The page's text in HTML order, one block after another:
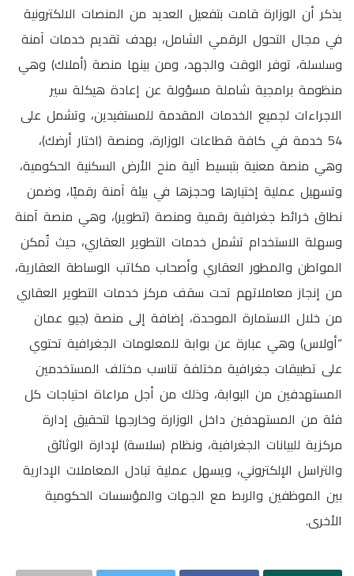
يذكر أن الوزارة قامت بتفعيل العديد من المنصات الالكترونية
في مجال التحول الرقمي الشامل، بهدف تقديم خدمات آمنة
وسلسلة، توفر الوقت والجهد، ومن بينها منصة (أملاك) وهي
منظومة برامجية شاملة مسؤولة عن إعادة هيكلة سير
الاجراءات لجميع الخدمات المقدمة للمستفيدين، وتشمل على
54 خدمة في كافة قطاعات الوزارة، ومنصة (اختار أرضك)،
وهي منصة معنية بتبسيط آلية منح الأرض السكنية الحكومية،
وتسهيل عملية إختيارها وحجزها في بيئة آمنة رقميًا، وضمن
نطاق خرائط جغرافية رقمية ومنصة (تطوير)، وهي منصة آمنة
وسهلة الاستخدام تشمل خدمات التطوير العقاري، حيث تُمكن
المواطن والمطور العقاري وأصحاب مكاتب الوساطة العقارية،
من إنجاز معاملاتهم تحت سقف مركز خدمات التطوير العقاري
من خلال الاستمارة الموحدة، إضافة إلى منصة (جيو عمان
“أولاس) وهي عبارة عن بوابة للمعلومات الجغرافية تحتوي
على تطبيقات جغرافية مختلفة تناسب مختلف المستخدمين
المستهدفين من البوابة، وذلك من أجل مراعاة احتياجات كل
فئة من المستهدفين داخل الوزارة وخارجها لتحقيق إدارة
مركزية للبيانات الجغرافية، ونظام (سلاسة) لإدارة الوثائق
والتراسل الإلكتروني، ويسهل عملية تبادل المعاملات الإدارية
بين الموظفين والربط مع الجهات والمؤسسات الحكومية
الأخرى.